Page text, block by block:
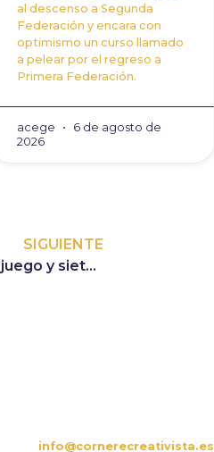
al descenso a Segunda
Federación y encara con
optimismo un curso llamado
a pelear por el regreso a
Primera Federación.
acege
6 de agosto de
2026
SIGUIENTE
La mano de Arzu: una identidad en el juego y siete victorias desde su llegada
info@cornerecreativista.es